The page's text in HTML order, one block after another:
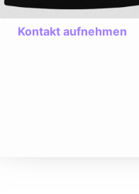
Kontakt aufnehmen